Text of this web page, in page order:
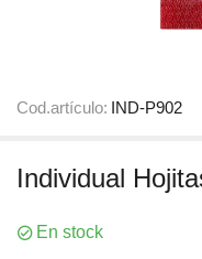
Cod.artículo: IND-P902
Individual
En stock